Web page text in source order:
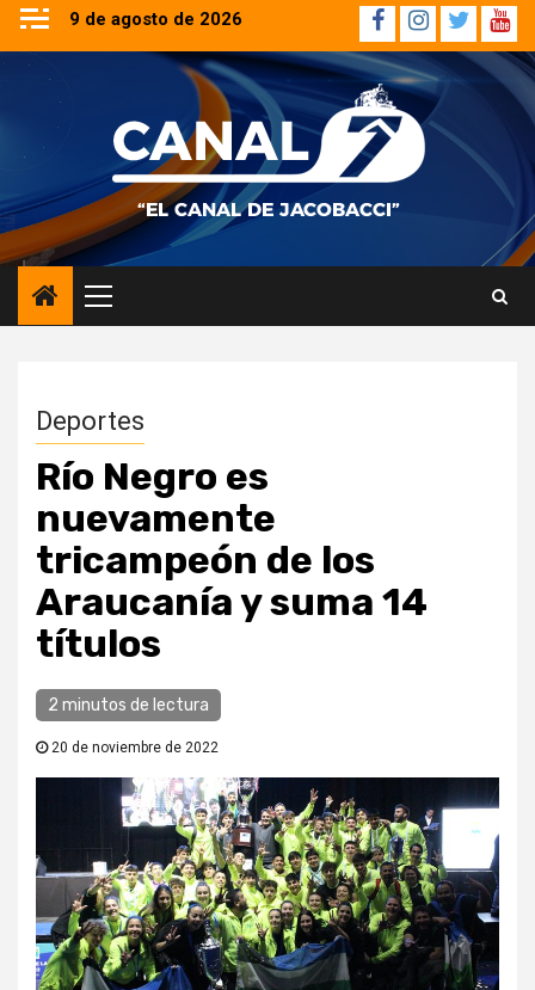
Saltar
contenido
9 de agosto de 2026 Facebook
Instagram
Twitter
Menú
principal
Deportes
Río Negro es
nuevamente
tricampeón de los
Araucanía y suma 14
títulos
2 minutos de lectura
20 de noviembre de 2022